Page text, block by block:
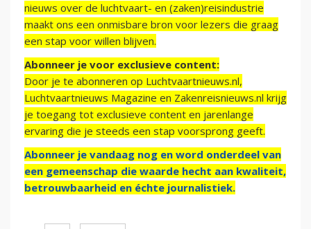
nieuws over de luchtvaart- en (zaken)reisindustrie
maakt ons een onmisbare bron voor lezers die graag
een stap voor willen blijven.
Abonneer je voor exclusieve content:
Door je te abonneren op Luchtvaartnieuws.nl,
Luchtvaartnieuws Magazine en Zakenreisnieuws.nl krijg
je toegang tot exclusieve content en jarenlange
ervaring die je steeds een stap voorsprong geeft.
Abonneer je vandaag nog en word onderdeel van
een gemeenschap die waarde hecht aan kwaliteit,
betrouwbaarheid en échte journalistiek.